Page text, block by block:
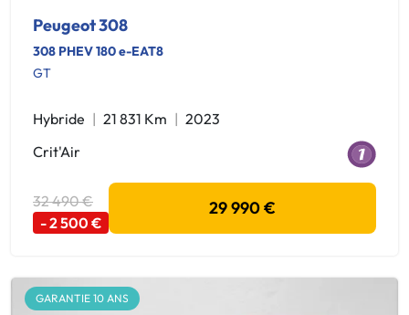
Peugeot 308
308 PHEV 180 e-EAT8
GT
Hybride 21 831 Km
2023
Crit'Air
32 490 €
- 2 500 €
29 990 €
GARANTIE 10 ANS